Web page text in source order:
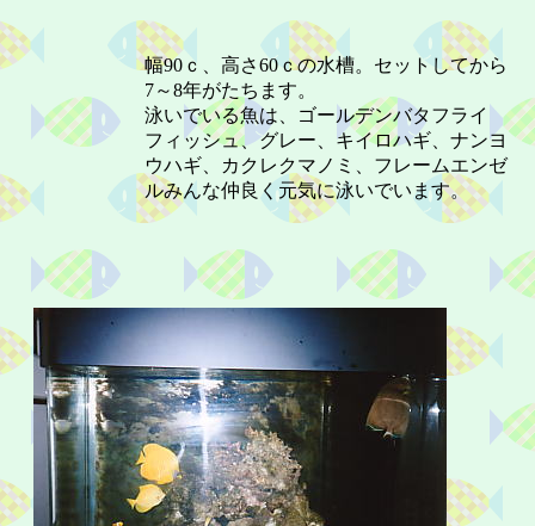
幅90ｃ、高さ60ｃの水槽。セットしてから
7～8年がたちます。
泳いでいる魚は、ゴールデンバタフライ
フィッシュ、グレー、キイロハギ、ナンヨ
ウハギ、カクレクマノミ、フレームエンゼ
ルみんな仲良く元気に泳いでいます。